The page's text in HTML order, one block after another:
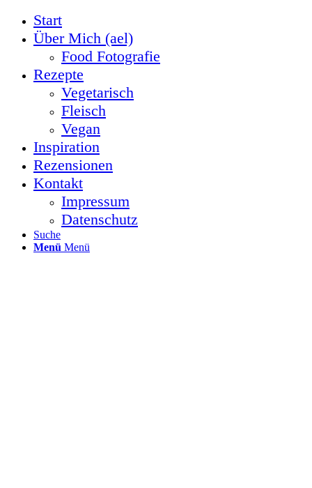
Start
Über Mich (ael)
Food Fotografie
Rezepte
Vegetarisch
Fleisch
Vegan
Inspiration
Rezensionen
Kontakt
Impressum
Datenschutz
Suche
Menü Menü